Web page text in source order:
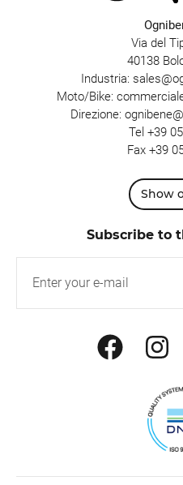
Via del
40138
Industria:
Moto/Bike:
Direzione:
Tel +39
Fax +39
Show
Subscribe to